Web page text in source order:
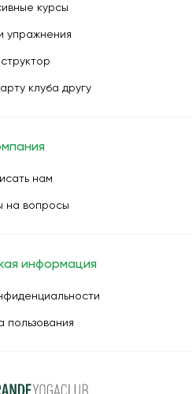
курсы
упражнения
клуба другу
нам
на вопросы
информация
пользования